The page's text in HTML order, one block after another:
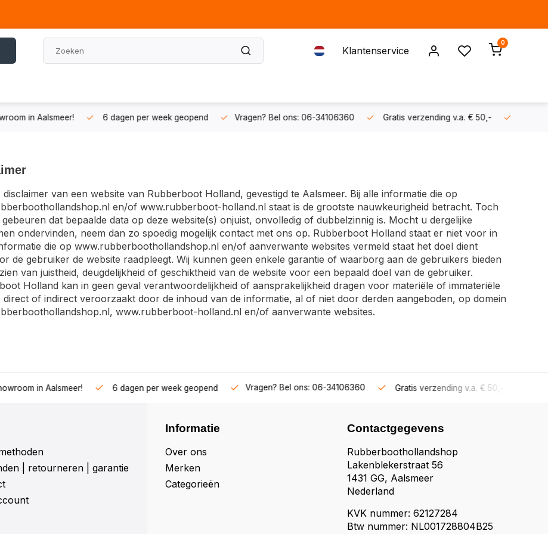
Klantenservice
0
in Aalsmeer! 6 dagen per week geopend Vragen? Bel ons: 06-34106360 Gratis verzending v.a. € 50,- Fysieke
disclaimer van een website van Rubberboot Holland, gevestigd te Aalsmeer. Bij alle informatie die op
en/of www.rubberboot-holland.nl staat is de grootste nauwkeurigheid betracht. Toch
dat bepaalde data op deze website(s) onjuist, onvolledig of dubbelzinnig is. Mocht u dergelijke
ondervinden, neem dan zo spoedig mogelijk contact met ons op. Rubberboot Holland staat er niet voor in
die op www.rubberboothollandshop.nl en/of aanverwante websites vermeld staat het doel dient
de gebruiker de website raadpleegt. Wij kunnen geen enkele garantie of waarborg aan de gebruikers bieden
van juistheid, deugdelijkheid of geschiktheid van de website voor een bepaald doel van de gebruiker.
Holland kan in geen geval verantwoordelijkheid of aansprakelijkheid dragen voor materiële of immateriële
direct of indirect veroorzaakt door de inhoud van de informatie, al of niet door derden aangeboden, op domein
www.rubberboot-holland.nl en/of aanverwante websites.
in Aalsmeer! 6 dagen per week geopend Vragen? Bel ons: 06-34106360 Gratis verzending v.a. € 50,-
| retourneren | garantie
Informatie
Over ons
Merken
Categorieën
Contactgegevens
Rubberboothollandshop
Lakenblekerstraat 56
1431 GG, Aalsmeer
Nederland
KVK nummer: 62127284
Btw nummer: NL001728804B25